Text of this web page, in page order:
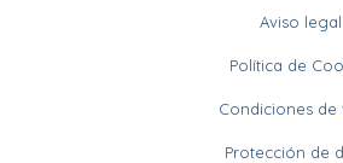
Aviso legal
Política de
Condiciones de
Protección de